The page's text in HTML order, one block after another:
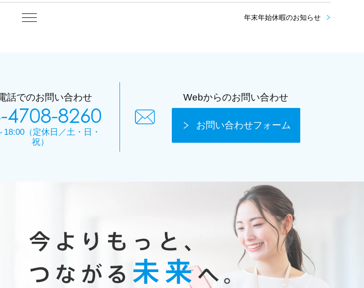
年末年始休暇のお知らせ
話でのお問い合わせ
4708-8260
18:00（定休日／土・日・
祝）
Webからのお問い合わせ
お問い合わせフォーム